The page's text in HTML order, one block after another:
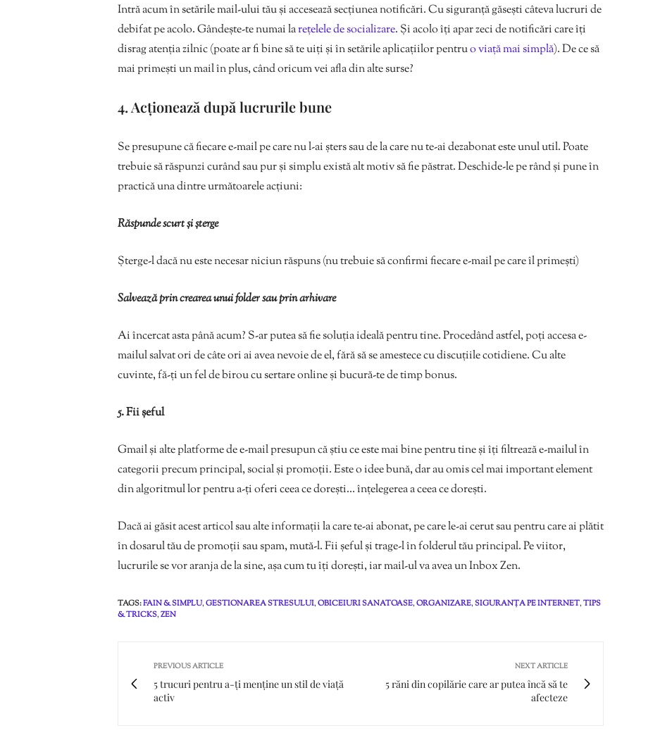
Intră acum în setările mail-ului tău și accesează secțiunea notificări. Cu siguranță găsești câteva lucruri de
debifat pe acolo. Gândește-te numai larețelele de socializare. Și acolo îți apar zeci de notificări care îți
disrag atenția zilnic (poate ar fi bine să te uiți și în setările aplicațiilor pentruo viață mai simplă). De ce să
mai primești un mail în plus, când oricum vei afla din alte surse?
4. Acționează după lucrurile bune
Se presupune că fiecare e-mail pe care nu l-ai șters sau de la care nu te-ai dezabonat este unul util. Poate
trebuie să răspunzi curând sau pur și simplu există alt motiv să fie păstrat. Deschide-le pe rând și pune în
practică una dintre următoarele acțiuni:
Răspunde scurt și șterge
Șterge-l dacă nu este necesar niciun răspuns (nu trebuie să confirmi fiecare e-mail pe care îl primești)
Salvează prin crearea unui folder sau prin arhivare
Ai încercat asta până acum? S-ar putea să fie soluția ideală pentru tine. Procedând astfel, poți accesa e-
mailul salvat ori de câte ori ai avea nevoie de el, fără să se amestece cu discuțiile cotidiene. Cu alte
cuvinte, fă-ți un fel de birou cu sertare online și bucură-te de timp bonus.
5. Fii șeful
Gmail și alte platforme de e-mail presupun că știu ce este mai bine pentru tine și îți filtrează e-mailul în
categorii precum principal, social și promoții. Este o idee bună, dar au omis cel mai important element
din algoritmul lor pentru a-ți oferi ceea ce dorești… înțelegerea a ceea ce dorești.
Dacă ai găsit acest articol sau alte informații la care te-ai abonat, pe care le-ai cerut sau pentru care ai plătit
în dosarul tău de promoții sau spam, mută-l. Fii șeful și trage-l în folderul tău principal. Pe viitor,
lucrurile se vor aranja de la sine, așa cum tu îți dorești, iar mail-ul va avea un Inbox Zen.
TAGS:FAIN & SIMPLU,GESTIONAREA STRESULUI,OBICEIURI SANATOASE,ORGANIZARE,SIGURANȚA PE INTERNET,TIPS
& TRICKS,ZEN
PREVIOUS ARTICLE
5 trucuri pentru a-ți menține un stil de viață
activ
NEXT ARTICLE
5 răni din copilărie care ar putea încă să te
afecteze